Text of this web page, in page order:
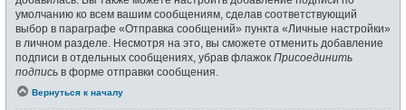
умолчанию ко всем вашим сообщениям, сделав соответствующий
выбор в параграфе «Отправка сообщений» пункта «Личные настройки»
в личном разделе. Несмотря на это, вы сможете отменить добавление
подписи в отдельных сообщениях, убрав флажок Присоединить
подпись в форме отправки сообщения.
Вернуться к началу